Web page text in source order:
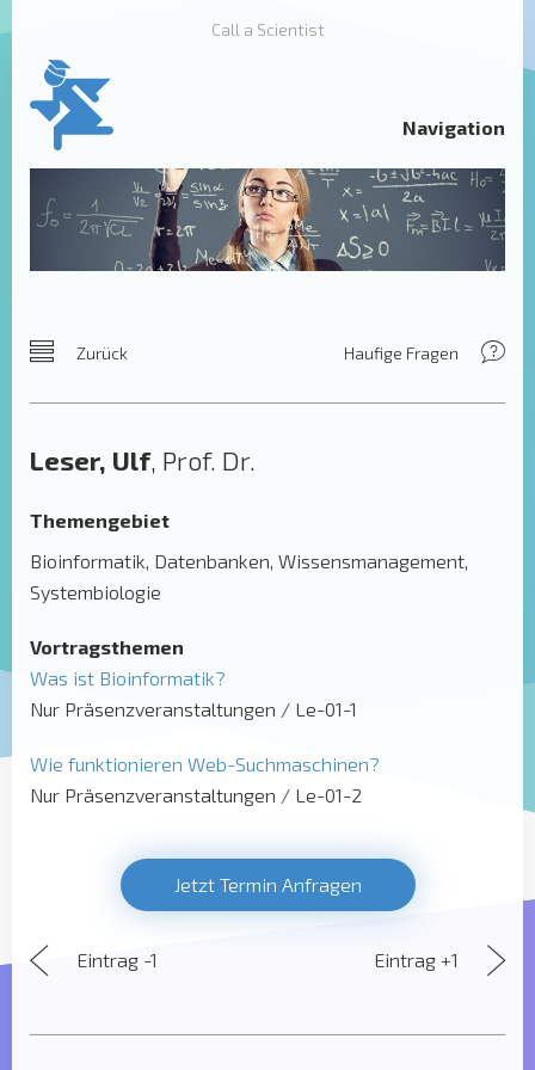
Call a Scientist
Navigation
Zurück Haufige Fragen
Leser, Ulf, Prof. Dr.
Themengebiet
Bioinformatik, Datenbanken, Wissensmanagement,
Systembiologie
Vortragsthemen
Was ist Bioinformatik?
Nur Präsenzveranstaltungen / Le-01-1
Wie funktionieren Web-Suchmaschinen?
Nur Präsenzveranstaltungen / Le-01-2
Jetzt Termin Anfragen
Eintrag -1 Eintrag +1